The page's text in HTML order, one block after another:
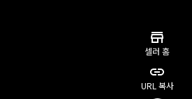
셀러 홈
URL 복사